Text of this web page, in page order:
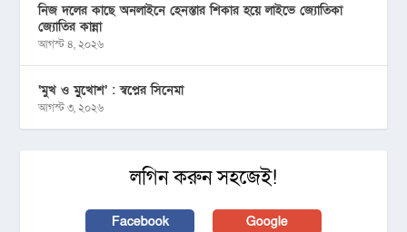
নিজ দলের কাছে অনলাইনে হেনস্তার শিকার হয়ে লাইভে জ্যোতিকা
জ্যোতির কান্না
আগস্ট ৪, ২০২৬
‘মুখ ও মু্খোশ’ : স্বপ্নের সিনেমা
আগস্ট ৩, ২০২৬
লগিন করুন সহজেই!
Facebook Google